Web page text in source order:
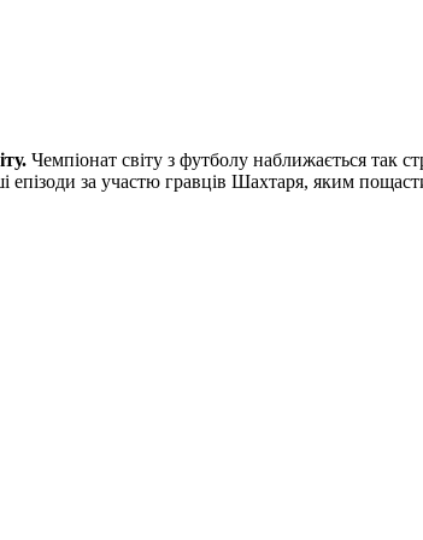
Чемпіонат світу з футболу наближається так
епізоди за участю гравців Шахтаря, яким